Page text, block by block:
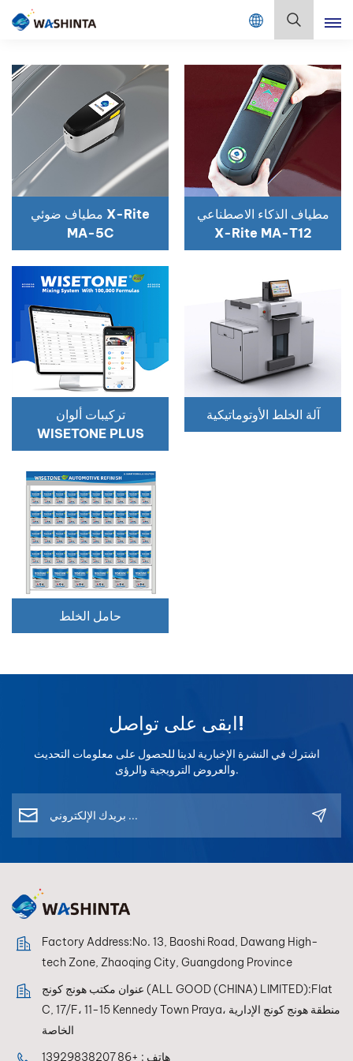
Mix Color Online
Français
Deutsch
Русский
한국어
بالعربية
فارسی
مطياف ضوئي X-Rite
MA-5C
مطياف الذكاء الاصطناعي
X-Rite MA-T12
تركيبات ألوان
WISETONE PLUS
آلة الخلط الأوتوماتيكية
حامل الخلط
ابقى على تواصل!
اشترك في النشرة الإخبارية لدينا للحصول على معلومات التحديث
والعروض الترويجية والرؤى.
Factory Address:No. 13, Baoshi Road, Dawang High-
tech Zone, Zhaoqing City, Guangdong Province
عنوان مكتب هونج كونج (ALL GOOD (CHINA) LIMITED):Flat
C, 17/F، 11-15 Kennedy Town Praya، منطقة هونج كونج الإدارية
الخاصة
هاتف : +86 13929838207